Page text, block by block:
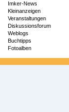
Imker-News
Kleinanzeigen
Veranstaltungen
Diskussionsforum
Weblogs
Buchtipps
Fotoalben